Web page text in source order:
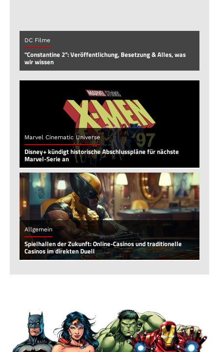
DC Filme
"Constantine 2": Veröffentlichung, Besetzung & Alles, was
wir wissen
Marvel Cinematic Universe
Disney+ kündigt historische Abschlusspläne für nächste
Marvel-Serie an
Allgemein
Spielhallen der Zukunft: Online-Casinos und traditionelle
Casinos im direkten Duell